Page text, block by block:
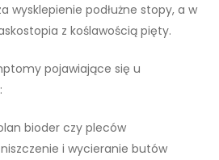
wysklepienie podłużne stopy, a w
z koślawością pięty.
pojawiające się u
bioder czy pleców
i wycieranie butów